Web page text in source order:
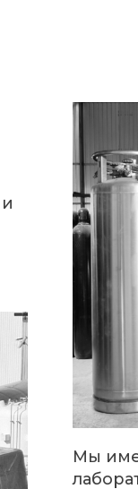
Мы имеем
лабораторию
выпускаемой
получить
остальных